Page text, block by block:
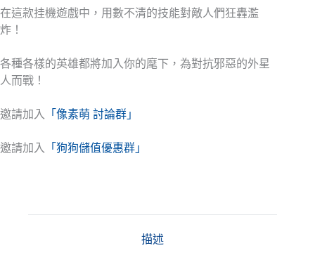
NT$30
到
在這款挂機遊戲中，用數不清的技能對敵人們狂轟濫
炸！
各種各樣的英雄都將加入你的麾下，為對抗邪惡的外星
人而戰！
邀請加入 「像素萌 討論群」
邀請加入 「狗狗儲值優惠群」
描述